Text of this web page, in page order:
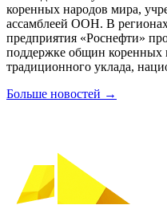
коренных народов мира,
ассамблеей ООН. В
предприятия «Роснефти»
поддержке общин коренных
традиционного уклада,
Больше новостей →